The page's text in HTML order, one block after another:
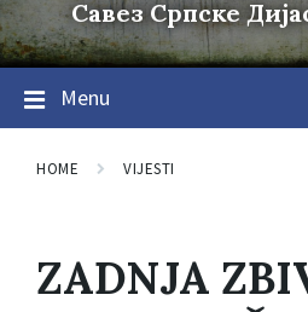
Савез Српске
Menu
HOME VIJESTI
ZADNJA